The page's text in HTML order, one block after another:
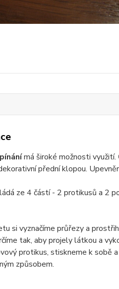
má široké možnosti
přední klopou.
ze 4 částí - 2 protikusů a 2
si vyznačíme průřezy a
tak, aby projely látkou a
protikus, stiskneme k sobě
způsobem.